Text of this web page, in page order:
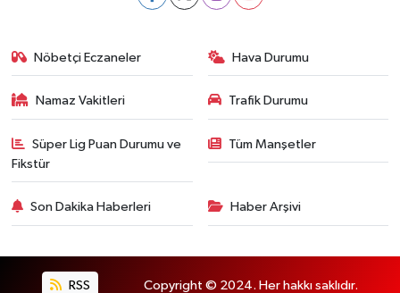
Nöbetçi Eczaneler Hava Durumu
Namaz Vakitleri Trafik Durumu
Süper Lig Puan Durumu ve
Fikstür
Tüm Manşetler
Son Dakika Haberleri Haber Arşivi
RSS Copyright © 2024. Her hakkı saklıdır.